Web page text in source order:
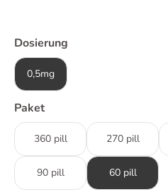
Dosierung
0,5mg
Paket
360 pill 270 pill
90 pill 60 pill